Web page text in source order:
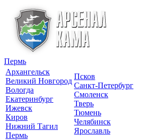
Пермь
Архангельск
Великий Новгород
Вологда
Екатеринбург
Ижевск
Киров
Нижний Тагил
Пермь
Псков
Санкт-Петербург
Смоленск
Тверь
Тюмень
Челябинск
Ярославль